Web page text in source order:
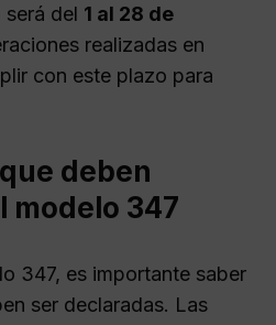
del 1 al 28 de
realizadas en
con este plazo para
deben
modelo 347
347, es importante saber
ser declaradas. Las